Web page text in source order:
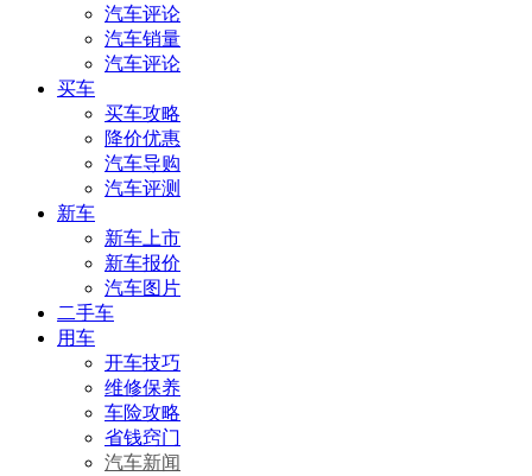
汽车评论
汽车销量
汽车评论
买车
买车攻略
降价优惠
汽车导购
汽车评测
新车
新车上市
新车报价
汽车图片
二手车
用车
开车技巧
维修保养
车险攻略
省钱窍门
汽车新闻